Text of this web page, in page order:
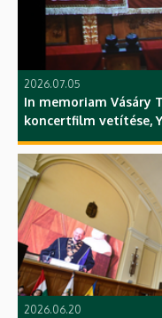
2026.07.05
In memoriam Vásáry
koncertfilm vetítése,
2026.06.20